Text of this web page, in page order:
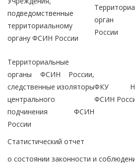
подведомственные
территориальному
органу ФСИН России
орган
России
Территориальные
органы ФСИН России,
следственные изоляторы
центрального
подчинения ФСИН
России
ФКУ
ФСИН
Статистический отчет
о состоянии законности и